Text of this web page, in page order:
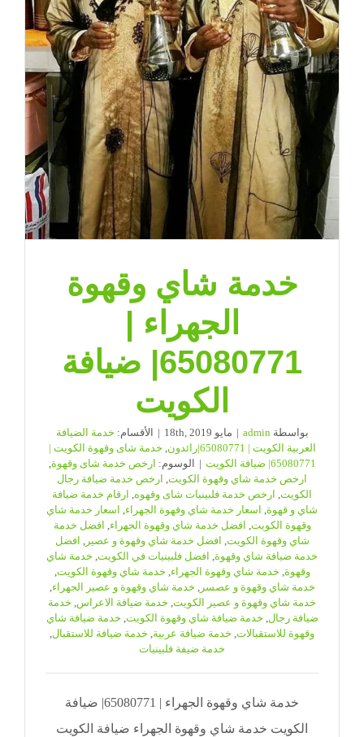
مغلقة
خدمة شاي وقهوة
الجهراء |
65080771| ضيافة
الكويت
بواسطةadmin
| مايو 18th, 2019 | الأقسام: خدمة الضيافة
العربية الكويت | 65080771|رائدون
, خدمة شاى وقهوة الكويت |
65080771| ضيافة الكويت
| الوسوم: ارخص خدمة شاى وقهوة,
ارخص خدمة شاي وقهوة الكويت, ارخص خدمة ضيافة رجال
الكويت, ارخص خدمة فلبينيات شاى وقهوه, ارقام خدمة ضيافة
شاي و قهوة, اسعار خدمة شاي وقهوة الجهراء, اسعار خدمة شاي
وقهوة الكويت, افضل خدمة شاي وقهوة الجهراء, افضل خدمة
شاي وقهوة الكويت, افضل خدمة شاي وقهوة و عصير, افضل
خدمة ضيافة شاي وقهوة, افضل فلبينيات في الكويت, خدمة شاي
وقهوة, خدمة شاي وقهوة الجهراء, خدمة شاي وقهوة الكويت,
خدمة شاي وقهوة و عصسر, خدمة شاي وقهوة و عصير الجهراء,
خدمة شاي وقهوة و عصير الكويت, خدمة ضيافة الاعراس, خدمة
ضيافة رجال, خدمة ضيافة شاي وقهوة الكويت, خدمة ضيافة شاي
وقهوة للاستقبالات, خدمة ضيافة عربية, خدمة ضيافة للاستقبال,
خدمة ضيفة فلبينيات
خدمة شاي وقهوة الجهراء | 65080771| ضيافة
الكويت خدمة شاي وقهوة الجهراء ضيافة الكويت